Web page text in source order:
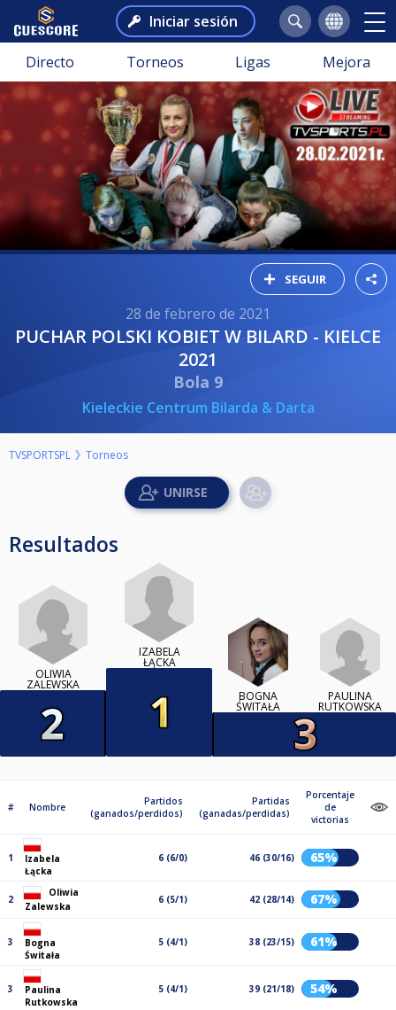
Iniciar sesión
Directo Torneos Ligas Mejora
SEGUIR
28 de febrero de 2021
PUCHAR POLSKI KOBIET W BILARD - KIELCE
2021
Bola 9
Kieleckie Centrum Bilarda & Darta
TVSPORTSPL Torneos
Resultados
OLIWIA
ZALEWSKA
IZABELA
ŁĄCKA
BOGNA
ŚWITAŁA
PAULINA
RUTKOWSKA
# Nombre
Partidos
(ganados/perdidos)
Partidas
(ganadas/perdidas)
Porcentaje
de
victorias
1
Izabela
Łącka
6 (6/0) 46 (30/16) 65%
2
Oliwia
Zalewska
6 (5/1) 42 (28/14) 67%
3
Bogna
Świtała
5 (4/1) 38 (23/15) 61%
3
Paulina
Rutkowska
5 (4/1) 39 (21/18) 54%